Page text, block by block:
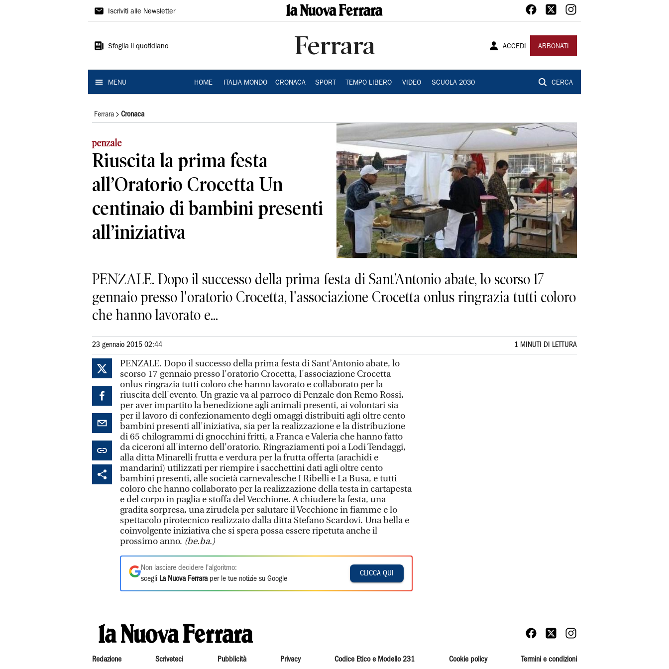
La
Ferrara
Iscriviti alle Newsletter
Sfoglia il quotidiano Ferrara ACCEDI ABBONATI
MENU HOME ITALIA MONDO CRONACA SPORT TEMPO LIBERO VIDEO SCUOLA 2030 CERCA
Ferrara Cronaca
penzale
Riuscita la prima festa
all’Oratorio Crocetta Un
centinaio di bambini presenti
all’iniziativa
PENZALE. Dopo il successo della prima festa di Sant’Antonio abate, lo scorso 17
gennaio presso l'oratorio Crocetta, l'associazione Crocetta onlus ringrazia tutti coloro
che hanno lavorato e...
23 gennaio 2015 02:44 1 MINUTI DI LETTURA
PENZALE. Dopo il successo della prima festa di Sant’Antonio abate, lo
scorso 17 gennaio presso l'oratorio Crocetta, l'associazione Crocetta
onlus ringrazia tutti coloro che hanno lavorato e collaborato per la
riuscita dell'evento. Un grazie va al parroco di Penzale don Remo Rossi,
per aver impartito la benedizione agli animali presenti, ai volontari sia
per il lavoro di confezionamento degli omaggi distribuiti agli oltre cento
bambini presenti all'iniziativa, sia per la realizzazione e la distribuzione
di 65 chilogrammi di gnocchini fritti, a Franca e Valeria che hanno fatto
da ciceroni all'interno dell'oratorio. Ringraziamenti poi a Lodi Tendaggi,
alla ditta Minarelli frutta e verdura per la frutta offerta (arachidi e
mandarini) utilizzati per riempire i sacchettini dati agli oltre cento
bambini presenti, alle società carnevalesche I Ribelli e La Busa, e tutti
coloro che hanno collaborato per la realizzazione della testa in cartapesta
e del corpo in paglia e stoffa del Vecchione. A chiudere la festa, una
gradita sorpresa, una zirudela per salutare il Vecchione in fiamme e lo
spettacolo pirotecnico realizzato dalla ditta Stefano Scardovi. Una bella e
coinvolgente iniziativa che si spera possa essere ripetuta anche il
prossimo anno. (be.ba.)
Non lasciare decidere l'algoritmo:
scegli La Nuova Ferrara per le tue notizie su Google
CLICCA QUI
Redazione Scriveteci Pubblicità Privacy Codice Etico e Modello 231 Cookie policy Termini e condizioni